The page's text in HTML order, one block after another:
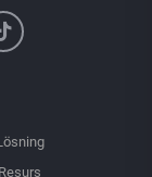
Resurs